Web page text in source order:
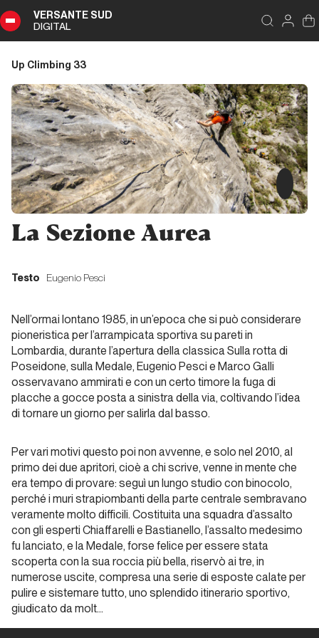
VERSANTE SUD
DIGITAL
Indice
Climbing
33
Sommario
Editoriale
Editoriale
Tempi
Duri
Joe
luma le
pupe
Liguria
Esperanza
Piemonte
I
Piemonte
La Sezione Aurea
DIGITAL
Up Climbing 33
Testo Eugenio Pesci
Nell’ormai lontano 1985, in un’epoca che si può considerare
pioneristica per l’arrampicata sportiva su pareti in
Lombardia, durante l’apertura della classicaSulla rotta di
Poseidone, sulla Medale, Eugenio Pesci e Marco Galli
osservavano ammirati e con un certo timore la fuga di
placche a gocce posta a sinistra della via, coltivando l’idea
di tornare un giorno per salirla dal basso.
Per vari motivi questo poi non avvenne, e solo nel 2010, al
primo dei due apritori, cioè a chi scrive, venne in mente che
era tempo di provare: seguì un lungo studio con binocolo,
perché i muri strapiombanti della parte centrale sembravano
veramente molto difficili. Costituita una squadra d’assalto
con gli esperti Chiaffarelli e Bastianello, l’assalto medesimo
fu lanciato, e la Medale, forse felice per essere stata
scoperta con la sua roccia più bella, riservò ai tre, in
numerose uscite, compresa una serie di esposte calate per
pulire e sistemare tutto, uno splendido itinerario sportivo,
giudicato da molt…